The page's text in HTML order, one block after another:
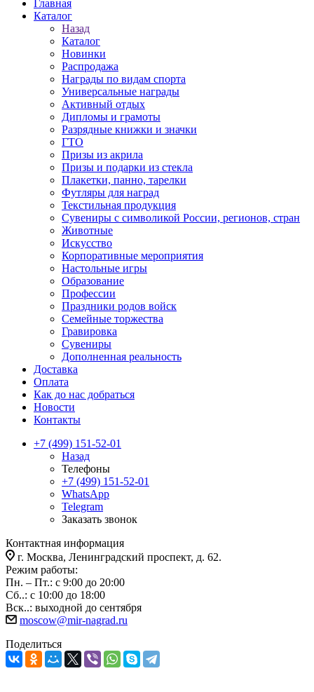
Главная
Каталог
Назад
Каталог
Новинки
Распродажа
Награды по видам спорта
Универсальные награды
Активный отдых
Дипломы и грамоты
Разрядные книжки и значки
ГТО
Призы из акрила
Призы и подарки из стекла
Плакетки, панно, тарелки
Футляры для наград
Текстильная продукция
Сувениры с символикой России, регионов, стран
Животные
Искусство
Корпоративные мероприятия
Настольные игры
Образование
Профессии
Праздники родов войск
Семейные торжества
Гравировка
Сувениры
Дополненная реальность
Доставка
Оплата
Как до нас добраться
Новости
Контакты
+7 (499) 151-52-01
Назад
Телефоны
+7 (499) 151-52-01
WhatsApp
Telegram
Заказать звонок
Контактная информация
г. Москва, Ленинградский проспект, д. 62.
Режим работы:
Пн. – Пт.: с 9:00 до 20:00
Сб..: с 10:00 до 18:00
Вск..: выходной до сентября
moscow@mir-nagrad.ru
Поделиться